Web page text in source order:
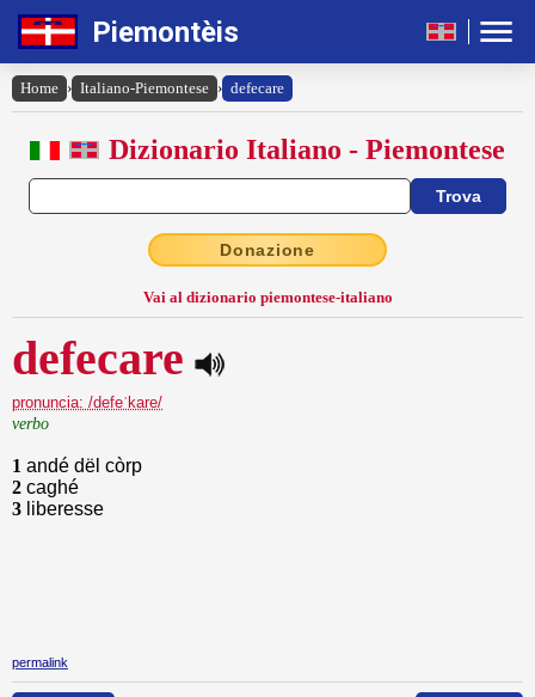
Piemontèis
Home › Italiano-Piemontese › defecare
Dizionario Italiano - Piemontese
Donazione
Vai al dizionario piemontese-italiano
defecare
pronuncia: /defeˈkare/
verbo
1 andé dël còrp
2 caghé
3 liberesse
permalink